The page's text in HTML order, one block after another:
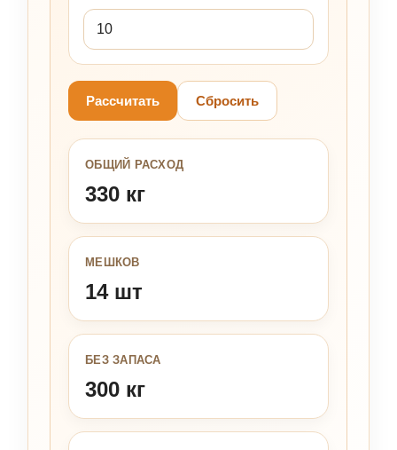
Рассчитать Сбросить
ОБЩИЙ РАСХОД
330 кг
МЕШКОВ
14 шт
БЕЗ ЗАПАСА
300 кг